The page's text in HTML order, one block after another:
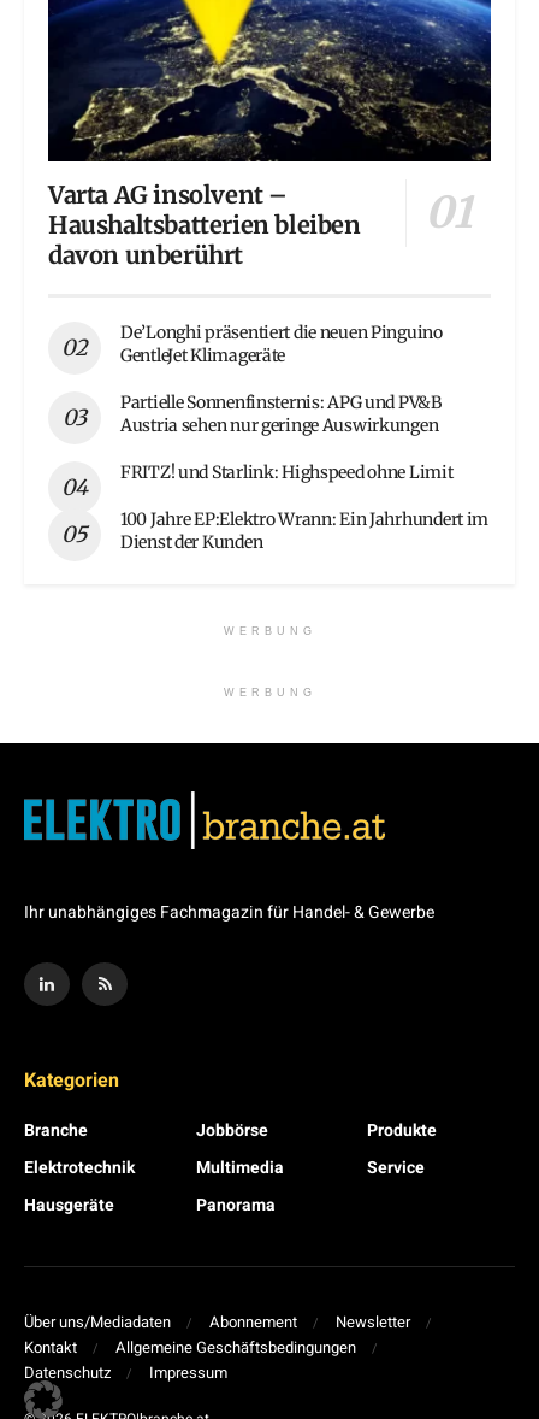
Varta AG insolvent –
Haushaltsbatterien bleiben
davon unberührt
De’Longhi präsentiert die neuen Pinguino
GentleJet Klimageräte
Partielle Sonnenfinsternis: APG und PV&B
Austria sehen nur geringe Auswirkungen
FRITZ! und Starlink: Highspeed ohne Limit
100 Jahre EP:Elektro Wrann: Ein Jahrhundert im
Dienst der Kunden
WERBUNG
WERBUNG
Ihr unabhängiges Fachmagazin für Handel- & Gewerbe
Kategorien
Branche
Elektrotechnik
Hausgeräte
Jobbörse
Multimedia
Panorama
Produkte
Service
Über uns/Mediadaten Abonnement
Newsletter
Kontakt
Allgemeine Geschäftsbedingungen
Datenschutz
Impressum